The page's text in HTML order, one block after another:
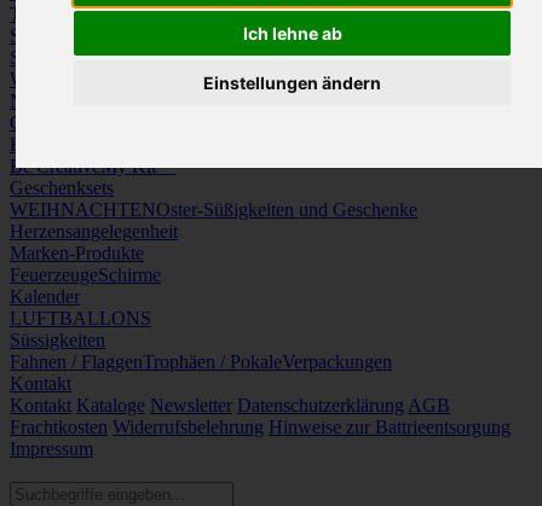
Ich lehne ab
Einstellungen ändern
TaschenKoffer & TrolleysRucksäcke
Schlüsseletuis & Brieftaschen
Spiele
Kuscheltiere
Weitere Kategorien
News & Evergreens
Grüne Welle
Hergestellt in Europa
Be CreativeMy Kit™
Geschenksets
WEIHNACHTENOster-Süßigkeiten und Geschenke
Herzensangelegenheit
Marken-Produkte
FeuerzeugeSchirme
Kalender
LUFTBALLONS
Süssigkeiten
Fahnen / FlaggenTrophäen / PokaleVerpackungen
Kontakt
Kontakt Kataloge Newsletter Datenschutzerklärung AGB
Frachtkosten Widerrufsbelehrung Hinweise zur Battrieentsorgung
Impressum